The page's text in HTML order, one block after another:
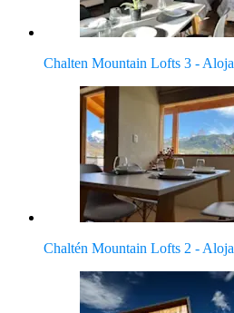
Chalten Mountain Lofts 3 -
Chaltén Mountain Lofts 2 -